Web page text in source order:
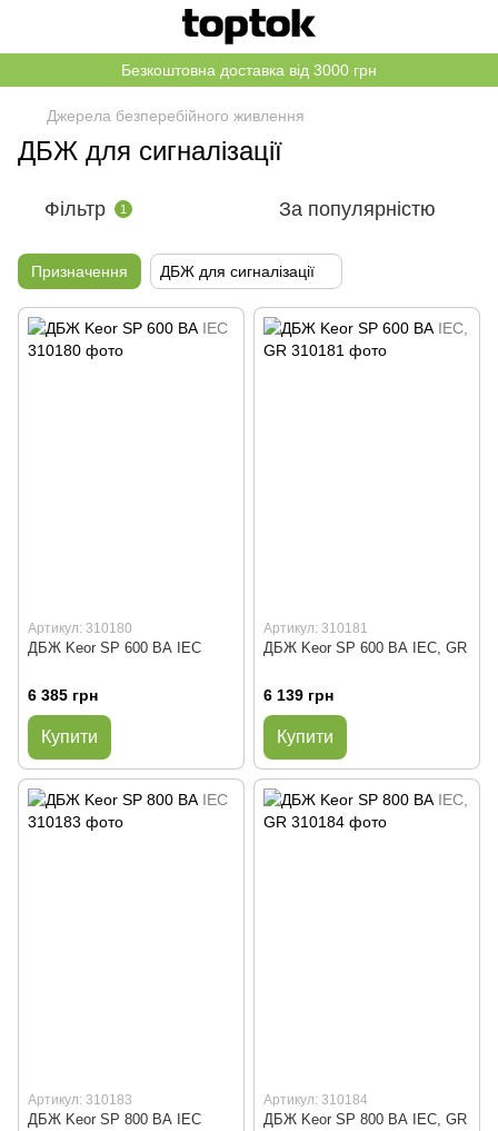
Безкоштовна доставка від 3000 грн
Джерела безперебійного живлення
ДБЖ для сигналізації
Фільтр 1 За популярністю
Призначення ДБЖ для сигналізації
Артикул: 310180
ДБЖ Keor SP 600 ВА IEC
6 385 грн
Купити
Артикул: 310181
ДБЖ Keor SP 600 ВА IEC, GR
6 139 грн
Купити
Артикул: 310183
ДБЖ Keor SP 800 ВА IEC
Артикул: 310184
ДБЖ Keor SP 800 ВА IEC, GR